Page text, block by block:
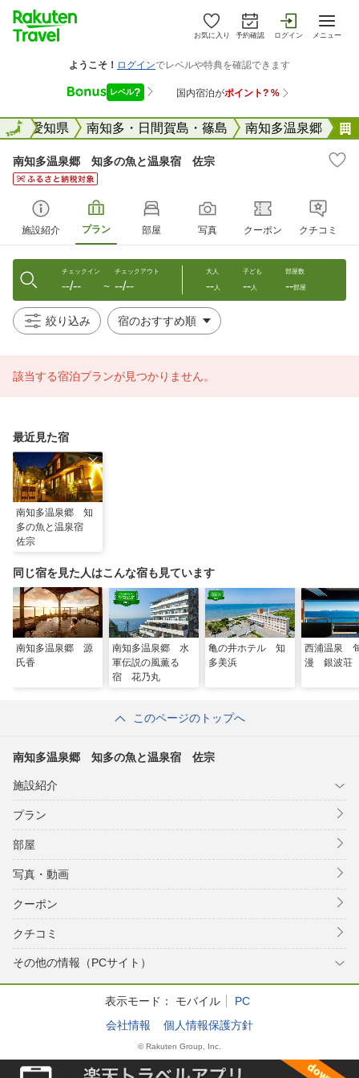
お気に入り 予約確認 ログイン メニュー
全国愛知県 南知多・日間賀島・篠島 南知多温泉郷
全国
南知多温泉郷 知多の魚と温泉宿 佐宗
施設紹介 プラン 部屋 写真 クーポン クチコミ
チェックイン
--/-- 〜
チェックアウト
--/--
大人
--人
子ども
--人
部屋数
--部屋
絞り込み
該当する宿泊プランが見つかりません。
最近見た宿
南知多温泉郷 知
多の魚と温泉宿
佐宗
同じ宿を見た人はこんな宿も見ています
南知多温泉郷 源
氏香
南知多温泉郷 水
軍伝説の風薫る
宿 花乃丸
亀の井ホテル 知
多美浜
西浦温泉
漫 銀波荘
このページのトップへ
南知多温泉郷 知多の魚と温泉宿 佐宗
施設紹介
プラン
部屋
写真・動画
クーポン
クチコミ
その他の情報（PCサイト）
表示モード： モバイル
PC
会社情報
個人情報保護方針
© Rakuten Group, Inc.